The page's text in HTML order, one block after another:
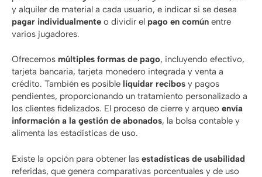
y alquiler de material a cada usuario, e indicar si se desea
pagar individualmente o dividir el pago en común entre
varios jugadores.
Ofrecemos múltiples formas de pago, incluyendo efectivo,
tarjeta bancaria, tarjeta monedero integrada y venta a
crédito. También es posible liquidar recibos y pagos
pendientes, proporcionando un tratamiento personalizado a
los clientes fidelizados. El proceso de cierre y arqueo envía
información a la gestión de abonados, la bolsa contable y
alimenta las estadísticas de uso.
Existe la opción para obtener las estadísticas de usabilidad
referidas, que genera comparativas porcentuales y de uso